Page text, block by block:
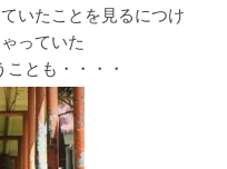
いたことを見るにつけ
っていた
とも・・・・